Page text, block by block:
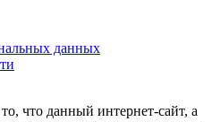
данных
что данный интернет-сайт, а